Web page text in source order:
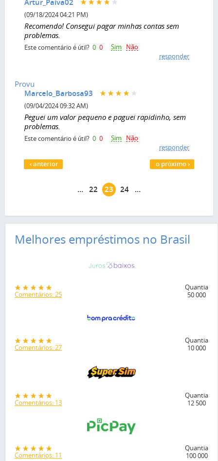
Artur_Paiva02
(09/18/2024 04:21 PM)
Recomendo! Consegui pagar minhas contas sem
problemas.
Este comentário é útil? 0 0 Sim
Não
responder
Provu
Marcelo_Barbosa93
(09/04/2024 09:32 AM)
Peguei um valor pequeno e paguei rapidinho, sem
problemas.
Este comentário é útil? 0 0 Sim
Não
responder
Páginas
‹ anterior
… 22 23 24 …
o próximo ›
Melhores empréstimos no Brasil
Comentários: 25
Quantia
50 000
Comentários: 27
Quantia
10 000
Comentários: 13
Quantia
12 500
Comentários: 11
Quantia
100 000